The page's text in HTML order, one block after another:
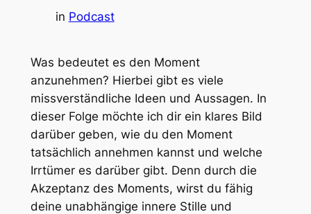
in Podcast
Was bedeutet es den Moment
anzunehmen? Hierbei gibt es viele
missverständliche Ideen und Aussagen. In
dieser Folge möchte ich dir ein klares Bild
darüber geben, wie du den Moment
tatsächlich annehmen kannst und welche
Irrtümer es darüber gibt. Denn durch die
Akzeptanz des Moments, wirst du fähig
deine unabhängige innere Stille und